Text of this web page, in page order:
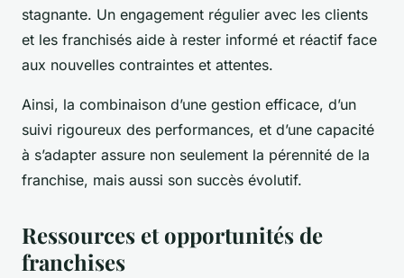
stagnante. Un engagement régulier avec les clients
et les franchisés aide à rester informé et réactif face
aux nouvelles contraintes et attentes.
Ainsi, la combinaison d’une gestion efficace, d’un
suivi rigoureux des performances, et d’une capacité
à s’adapter assure non seulement la pérennité de la
franchise, mais aussi son succès évolutif.
Ressources et opportunités de
franchises